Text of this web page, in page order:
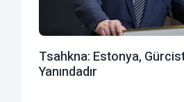
Tsahkna: Estonya,
Yanındadır